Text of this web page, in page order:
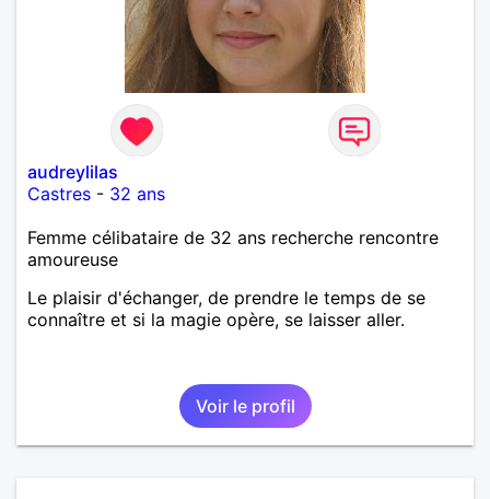
audreylilas
Castres - 32 ans
Femme célibataire de 32 ans recherche rencontre
amoureuse
Le plaisir d'échanger, de prendre le temps de se
connaître et si la magie opère, se laisser aller.
Voir le profil